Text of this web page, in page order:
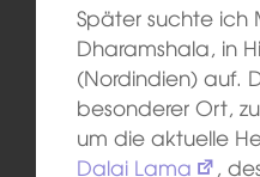
Später suchte ich
Dharamshala, in
(Nordindien) auf.
besonderer Ort,
um die aktuelle
Dalai Lama
,